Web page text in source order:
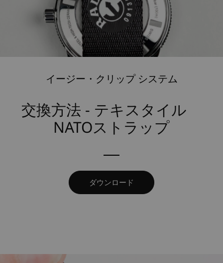
イージー・クリップ システム
交換方法 - テキスタイル
NATOストラップ
ダウンロード